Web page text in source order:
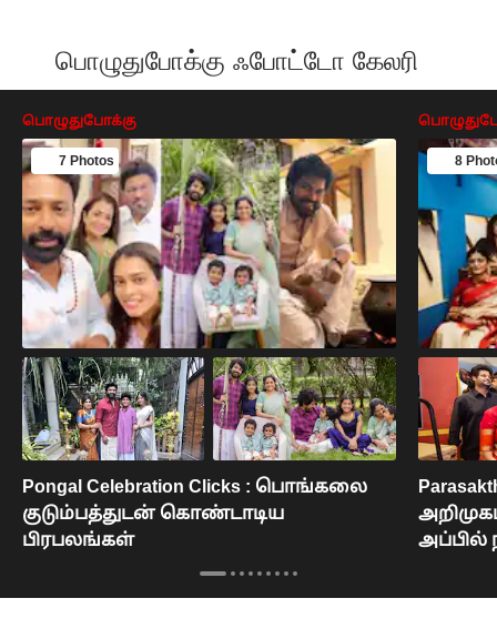
பொழுதுபோக்கு ஃபோட்டோ கேலரி
பொழுதுபோக்கு
7 Photos
Pongal Celebration Clicks : பொங்கலை
குடும்பத்துடன் கொண்டாடிய
பிரபலங்கள்
8
அப்பில்